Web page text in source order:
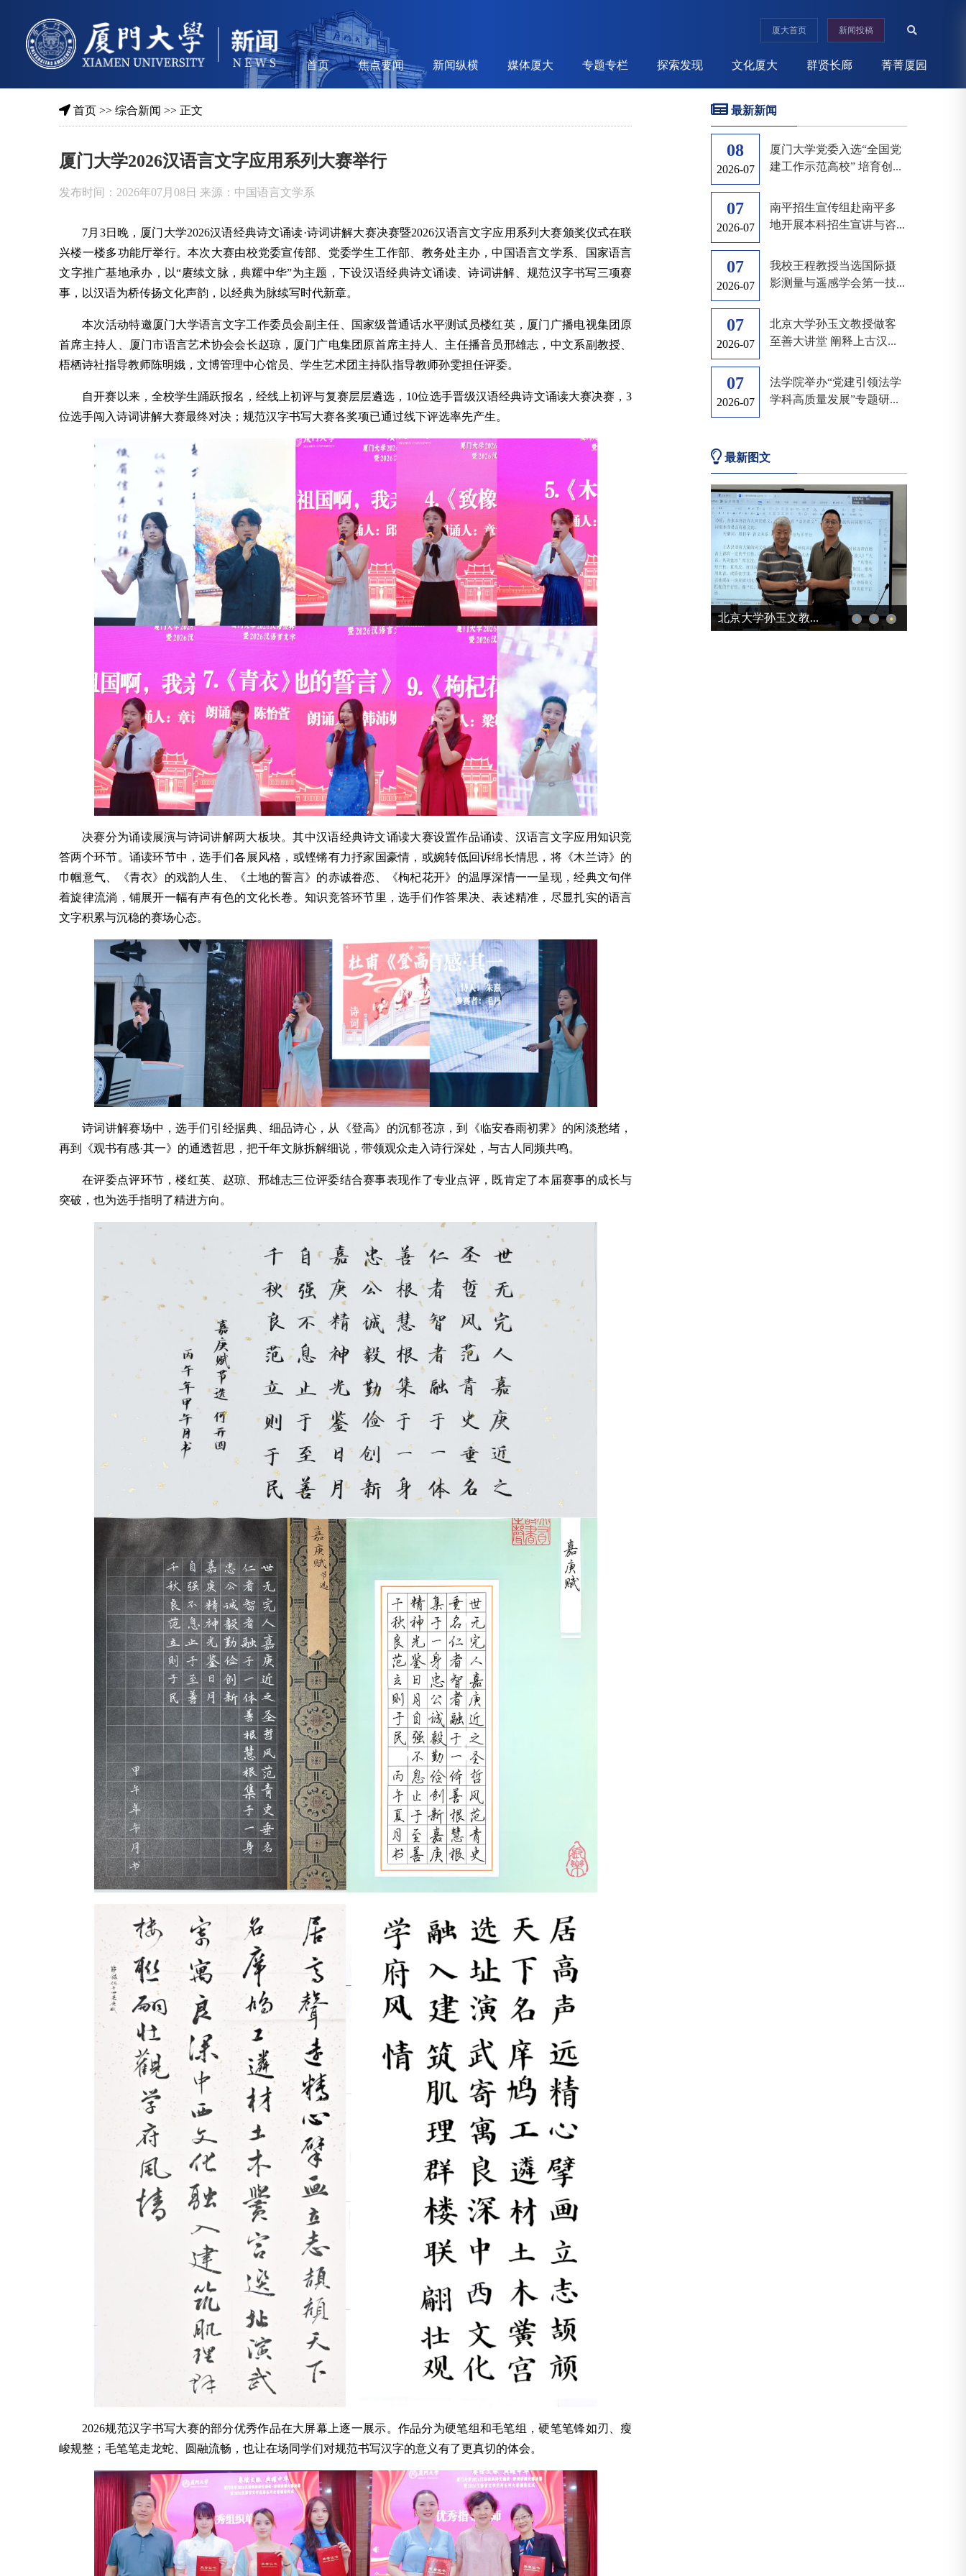
厦大首页 新闻投稿
首页 焦点要闻 新闻纵横 媒体厦大 专题专栏 探索发现 文化厦大 群贤长廊 菁菁厦园
首页 >>综合新闻 >> 正文
厦门大学2026汉语言文字应用系列大赛举行
发布时间：2026年07月08日 来源：中国语言文学系
7月3日晚，厦门大学2026汉语经典诗文诵读·诗词讲解大赛决赛暨2026汉语言文字应用系列大赛颁奖仪式在联
兴楼一楼多功能厅举行。本次大赛由校党委宣传部、党委学生工作部、教务处主办，中国语言文学系、国家语言
文字推广基地承办，以“赓续文脉，典耀中华”为主题，下设汉语经典诗文诵读、诗词讲解、规范汉字书写三项赛
事，以汉语为桥传扬文化声韵，以经典为脉续写时代新章。
本次活动特邀厦门大学语言文字工作委员会副主任、国家级普通话水平测试员楼红英，厦门广播电视集团原
首席主持人、厦门市语言艺术协会会长赵琼，厦门广电集团原首席主持人、主任播音员邢雄志，中文系副教授、
梧栖诗社指导教师陈明娥，文博管理中心馆员、学生艺术团主持队指导教师孙雯担任评委。
自开赛以来，全校学生踊跃报名，经线上初评与复赛层层遴选，10位选手晋级汉语经典诗文诵读大赛决赛，3
位选手闯入诗词讲解大赛最终对决；规范汉字书写大赛各奖项已通过线下评选率先产生。
决赛分为诵读展演与诗词讲解两大板块。其中汉语经典诗文诵读大赛设置作品诵读、汉语言文字应用知识竞
答两个环节。诵读环节中，选手们各展风格，或铿锵有力抒家国豪情，或婉转低回诉绵长情思，将《木兰诗》的
巾帼意气、《青衣》的戏韵人生、《土地的誓言》的赤诚眷恋、《枸杞花开》的温厚深情一一呈现，经典文句伴
着旋律流淌，铺展开一幅有声有色的文化长卷。知识竞答环节里，选手们作答果决、表述精准，尽显扎实的语言
文字积累与沉稳的赛场心态。
诗词讲解赛场中，选手们引经据典、细品诗心，从《登高》的沉郁苍凉，到《临安春雨初霁》的闲淡愁绪，
再到《观书有感·其一》的通透哲思，把千年文脉拆解细说，带领观众走入诗行深处，与古人同频共鸣。
在评委点评环节，楼红英、赵琼、邢雄志三位评委结合赛事表现作了专业点评，既肯定了本届赛事的成长与
突破，也为选手指明了精进方向。
2026规范汉字书写大赛的部分优秀作品在大屏幕上逐一展示。作品分为硬笔组和毛笔组，硬笔笔锋如刃、瘦
峻规整；毛笔笔走龙蛇、圆融流畅，也让在场同学们对规范书写汉字的意义有了更真切的体会。
最新新闻
08
2026-07
厦门大学党委入选“全国党
建工作示范高校” 培育创...
07
2026-07
南平招生宣传组赴南平多
地开展本科招生宣讲与咨...
07
2026-07
我校王程教授当选国际摄
影测量与遥感学会第一技...
07
2026-07
北京大学孙玉文教授做客
至善大讲堂 阐释上古汉...
07
2026-07
法学院举办“党建引领法学
学科高质量发展”专题研...
最新图文
厦门大学党委入选... 我校王程教授当选... 北京大学孙玉文教...